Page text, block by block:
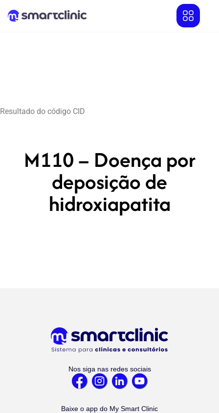
Resultado do código CID
M110 – Doença por
deposição de
hidroxiapatita
Nos siga nas redes sociais
Baixe o app do My Smart Clinic